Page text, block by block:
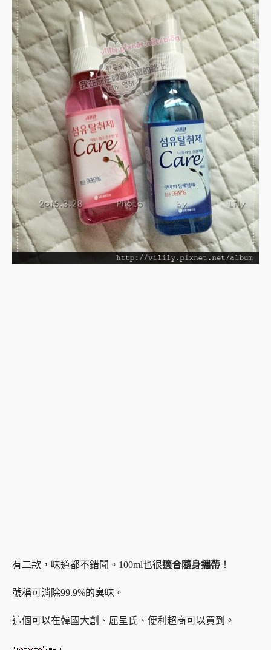
有二款，味道都不錯聞。100ml也很適合隨身攜帶 ！
號稱可消除99.9%的臭味。
這個可以在韓國大創、屈呈氏、便利超商可以買到。